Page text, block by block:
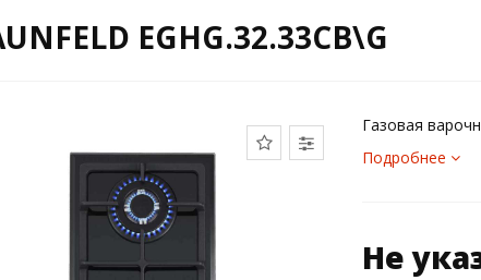
EGHG.32.33CB\G
Газовая
Подробнее
Не